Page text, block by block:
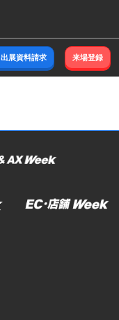
出展資料請求 来場登録